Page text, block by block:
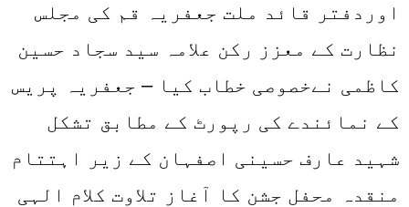
اوردفتر قائد ملت جعفریہ قم کی مجلس
نظارت کے معزز رکن علامہ سید سجاد حسین
کاظمی نےخصوصی خطاب کیا – جعفریہ پریس
کے نمائندے کی رپور ٹ کے مطابق تشکل
شہید عارف حسینی اصفہان کے زیر ا ہتتام
منقدہ محفل جشن کا آغاز تلاوت کلام الہی